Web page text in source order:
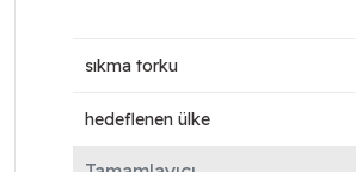
sıkma torku
hedeflenen ülke